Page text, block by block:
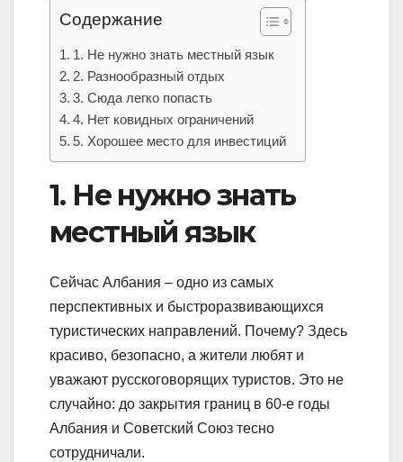
Содержание
1. Не нужно знать местный язык
2. Разнообразный отдых
3. Сюда легко попасть
4. Нет ковидных ограничений
5. Хорошее место для инвестиций
1. Не нужно знать
местный язык
Сейчас Албания – одно из самых
перспективных и быстроразвивающихся
туристических направлений. Почему? Здесь
красиво, безопасно, а жители любят и
уважают русскоговорящих туристов. Это не
случайно: до закрытия границ в 60-е годы
Албания и Советский Союз тесно
сотрудничали.